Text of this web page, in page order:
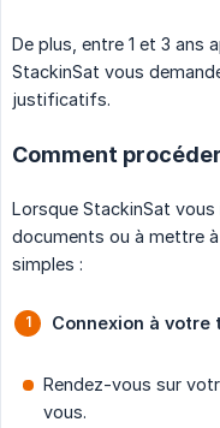
De plus, entre 1 et 3 ans
StackinSat vous
justificatifs.
Comment
Lorsque StackinSat
documents ou à mettre
simples :
Connexion à votre
Rendez-vous sur
vous.